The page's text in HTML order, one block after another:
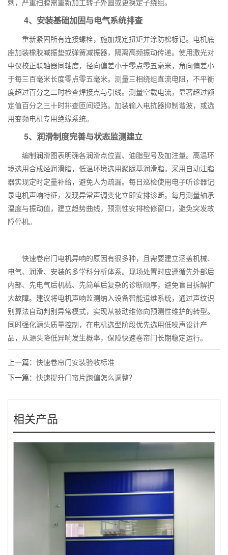
4、安装基础加固与电气系统排查
重新紧固所有连接螺栓，施加规定扭矩并涂防松标记。电机底
座加装橡胶减振垫或弹簧减振器，隔离高频振动传递。使用激光对
中仪校正联轴器同轴度，径向偏差小于零点零五毫米，角向偏差小
于每三百毫米长度零点零五毫米。测量三相绕组直流电阻，不平衡
度超过百分之二时检查焊接点与引线。测量空载电流，显著超过额
定值百分之三十时排查匝间短路。加装输入电抗器抑制谐波，或选
用变频电机专用绝缘系统。
5、润滑制度完善与状态监测建立
编制润滑图表明确各润滑点位置、油脂型号及加注量。高温环
境选用合成烃润滑脂，低温环境选用聚脲基润滑脂。采用自动注脂
器实现定时定量补给，避免人为疏漏。每日巡检使用电子听诊器记
录电机声响特征，发现异常声调变化立即安排诊断。每月测量轴承
温度与振动值，建立趋势曲线，预测性安排检修窗口，避免突发故
障停机。
快速卷帘门电机异响的原因有很多种，且需要建立涵盖机械、
电气、润滑、安装的多学科分析体系。现场处置时应遵循先外部后
内部、先电气后机械、先简单后复杂的诊断顺序，避免盲目拆解扩
大故障。建议将电机声响监测纳入设备智能运维系统，通过声纹识
别算法自动判别异常模式，实现从被动维修向预测性维护的转型。
同时强化源头质量控制，在电机选型阶段优先选用低噪声设计产
品，从源头降低异响发生概率，保障快速卷帘门长期稳定运行。
上一篇： 快速卷帘门安装验收标准
下一篇： 快速提升门帘片跑偏怎么调整？
相关产品